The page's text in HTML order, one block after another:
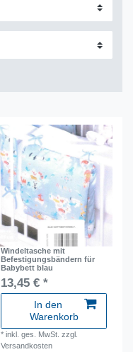
Windeltasche mit
Befestigungsbändern für
Babybett blau
13,45 € *
In den
Warenkorb
*inkl. ges. MwSt. zzgl.
Versandkosten